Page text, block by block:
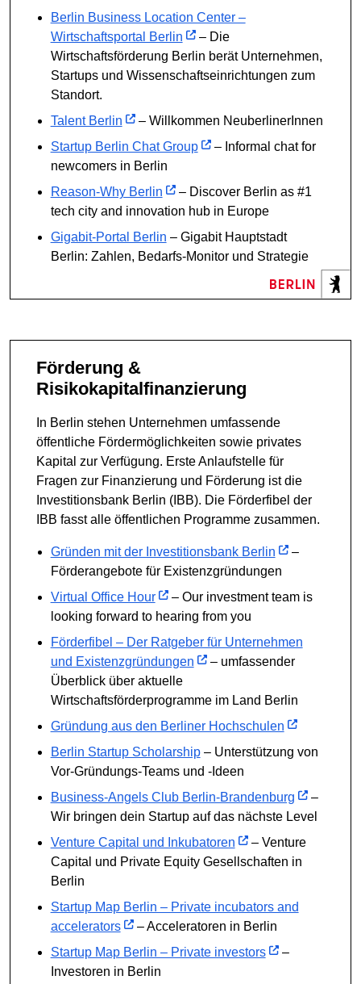
Berlin Business Location Center –
Wirtschaftsportal Berlin
– Die
Wirtschaftsförderung Berlin berät Unternehmen,
Startups und Wissenschaftseinrichtungen zum
Standort.
Talent Berlin
– Willkommen NeuberlinerInnen
Startup Berlin Chat Group
– Informal chat for
newcomers in Berlin
Reason-Why Berlin
– Discover Berlin as #1
tech city and innovation hub in Europe
Gigabit-Portal Berlin – Gigabit Hauptstadt
Berlin: Zahlen, Bedarfs-Monitor und Strategie
Förderung &
Risikokapitalfinanzierung
In Berlin stehen Unternehmen umfassende
öffentliche Fördermöglichkeiten sowie privates
Kapital zur Verfügung. Erste Anlaufstelle für
Fragen zur Finanzierung und Förderung ist die
Investitionsbank Berlin (IBB). Die Förderfibel der
IBB fasst alle öffentlichen Programme zusammen.
Gründen mit der Investitionsbank Berlin
–
Förderangebote für Existenzgründungen
Virtual Office Hour
– Our investment team is
looking forward to hearing from you
Förderfibel – Der Ratgeber für Unternehmen
und Existenzgründungen
– umfassender
Überblick über aktuelle
Wirtschaftsförderprogramme im Land Berlin
Gründung aus den Berliner Hochschulen
Berlin Startup Scholarship– Unterstützung von
Vor-Gründungs-Teams und -Ideen
Business-Angels Club Berlin-Brandenburg
–
Wir bringen dein Startup auf das nächste Level
Venture Capital und Inkubatoren
– Venture
Capital und Private Equity Gesellschaften in
Berlin
Startup Map Berlin – Private incubators and
accelerators
– Acceleratoren in Berlin
Startup Map Berlin – Private investors
–
Investoren in Berlin